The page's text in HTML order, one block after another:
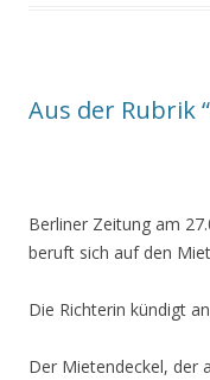
Aus der Rubrik
Berliner Zeitung am
beruft sich auf den
Die Richterin kündigt
Der Mietendeckel, der